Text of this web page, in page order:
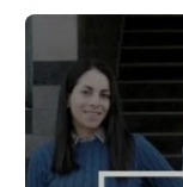
(simbolo, foto,
fonte di calore, in
riscalda il legno, il
CONTINUA A